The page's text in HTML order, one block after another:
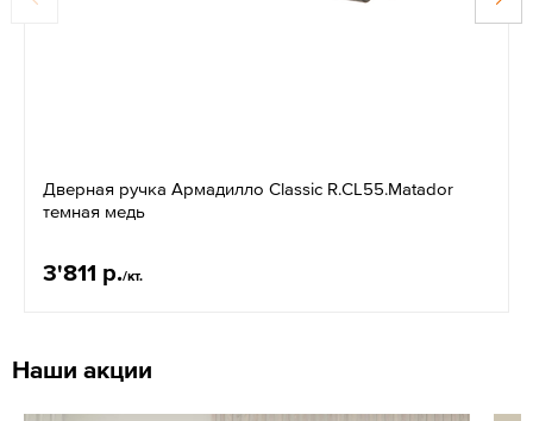
Дверная ручка Армадилло Classic R.CL55.Matador
темная медь
3'811 р./кт.
Наши акции